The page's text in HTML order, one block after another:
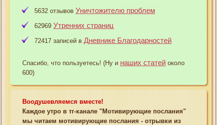
5632 отзывов Уничтожителю проблем
62969 Утренних страниц
72417 записей в Дневнике Благодарностей
Спасибо, что пользуетесь! (Ну и наших статей около
600)
Воодушевляемся вместе!
Каждое утро в тг-канале "Мотивирующие послания"
мы читаем мотивирующие послания - отрывки из